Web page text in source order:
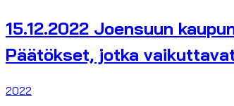
15.12.2022 Joensuun
Päätökset, jotka
2022